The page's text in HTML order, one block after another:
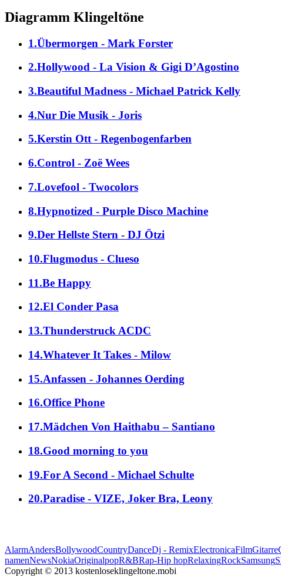
Diagramm Klingeltöne
1.Übermorgen - Mark Forster
2.Hollywood - La Vision & Gigi D’Agostino
3.Beautiful Madness - Michael Patrick Kelly
4.Nur Die Musik - Joris
5.Kerstin Ott - Regenbogenfarben
6.Control - Zoë Wees
7.Lovefool - Twocolors
8.Hypnotized - Purple Disco Machine
9.Der Hellste Stern - DJ Ötzi
10.Flugmodus - Clueso
11.Be Happy
12.El Conder Pasa
13.Thunderstruck ACDC
14.Whatever It Takes - Milow
15.Anfassen - Johannes Oerding
16.Office Phone
17.Mädchen Von Haithabu – Santiano
18.Good morning to you
19.For A Second - Michael Schulte
20.Paradise - VIZE, Joker Bra, Leony
AlarmAndersBollywoodCountryDanceDj - RemixElectronicaFilmGitarre
namenNewsNokiaOriginalpopR&BRap-Hip hopRelaxingRockSamsung
Copyright © 2013 kostenloseklingeltone.mobi